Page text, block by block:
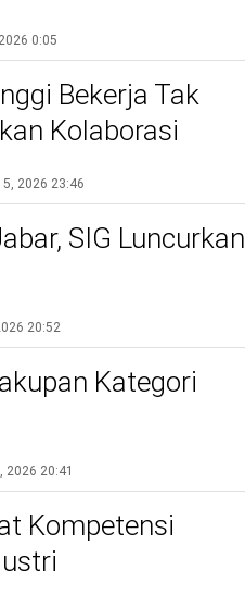
0:05
Bekerja Tak
Kolaborasi
2026 23:46
SIG Luncurkan
20:52
Kategori
2026 20:41
Kompetensi